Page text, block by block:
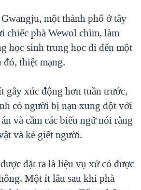
một thành phố ở tây
chiếc phà Wewol chìm, làm
học sinh trung học đi đến một
đó, thiệt mạng.
gây xúc động hơn tuần trước,
có người bị nạn xung đột với
và cầm các biểu ngữ nói rằng
và kẻ giết người.
đặt ra là liệu vụ xử có được
Một ít lâu sau khi phà